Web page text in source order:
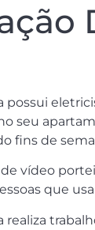
possui
seu
fins de
vídeo
que
realiza